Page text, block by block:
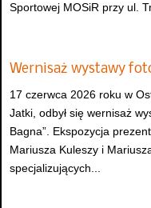
Sportowej MOSiR przy ul.
Wernisaż wystawy
17 czerwca 2026 roku w
Jatki, odbył się wernisaż
Bagna”. Ekspozycja
Mariusza Kuleszy i
specjalizujących...